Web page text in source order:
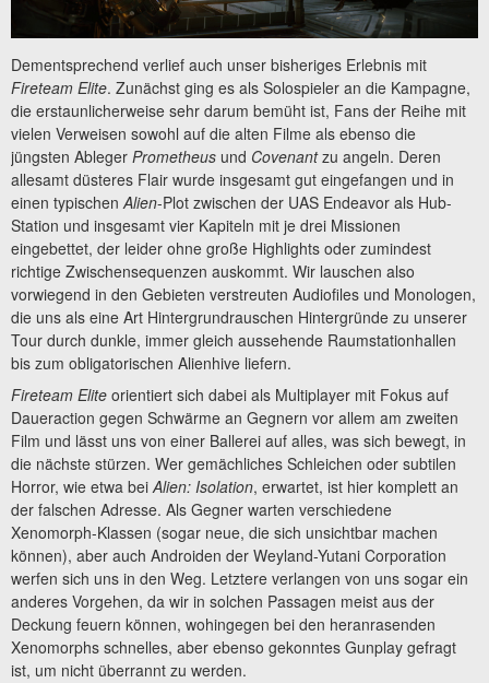
Dementsprechend verlief auch unser bisheriges Erlebnis mit
Fireteam Elite. Zunächst ging es als Solospieler an die Kampagne,
die erstaunlicherweise sehr darum bemüht ist, Fans der Reihe mit
vielen Verweisen sowohl auf die alten Filme als ebenso die
jüngsten Ableger Prometheus und Covenantzu angeln. Deren
allesamt düsteres Flair wurde insgesamt gut eingefangen und in
einen typischen Alien-Plot zwischen der UAS Endeavor als Hub-
Station und insgesamt vier Kapiteln mit je drei Missionen
eingebettet, der leider ohne große Highlights oder zumindest
richtige Zwischensequenzen auskommt. Wir lauschen also
vorwiegend in den Gebieten verstreuten Audiofiles und Monologen,
die uns als eine Art Hintergrundrauschen Hintergründe zu unserer
Tour durch dunkle, immer gleich aussehende Raumstationhallen
bis zum obligatorischen Alienhive liefern.
Fireteam Elite orientiert sich dabei als Multiplayer mit Fokus auf
Daueraction gegen Schwärme an Gegnern vor allem am zweiten
Film und lässt uns von einer Ballerei auf alles, was sich bewegt, in
die nächste stürzen. Wer gemächliches Schleichen oder subtilen
Horror, wie etwa beiAlien: Isolation, erwartet, ist hier komplett an
der falschen Adresse. Als Gegner warten verschiedene
Xenomorph-Klassen (sogar neue, die sich unsichtbar machen
können), aber auch Androiden der Weyland-Yutani Corporation
werfen sich uns in den Weg. Letztere verlangen von uns sogar ein
anderes Vorgehen, da wir in solchen Passagen meist aus der
Deckung feuern können, wohingegen bei den heranrasenden
Xenomorphs schnelles, aber ebenso gekonntes Gunplay gefragt
ist, um nicht überrannt zu werden.